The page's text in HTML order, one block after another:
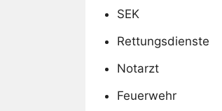
SEK
Rettungsdienste
Notarzt
Feuerwehr